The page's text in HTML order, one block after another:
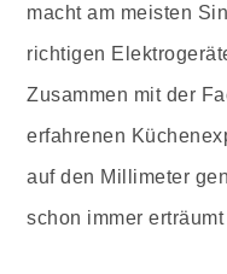
macht am meisten
richtigen
Zusammen mit der
erfahrenen
auf den Millimeter
schon immer